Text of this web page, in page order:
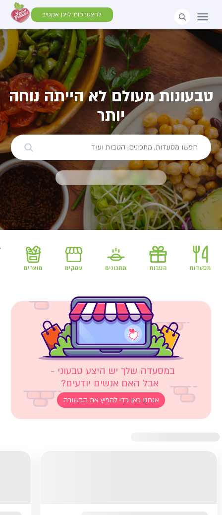
להצטרפות לויגן אקטיב
טבעונות מעולם לא הייתה נוחה
יותר
מסעדות הטבות מתכונים עסקים מוצרים
אבל האם אנשים יודעים?
אנחנו כאן כדי להפיץ את הבשורה